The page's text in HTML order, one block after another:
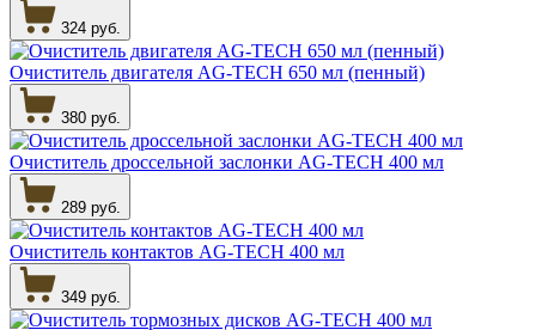
324 руб.
Очиститель двигателя AG-TECH 650 мл (пенный)
380 руб.
Очиститель дроссельной заслонки AG-TECH 400 мл
289 руб.
Очиститель контактов AG-TECH 400 мл
349 руб.